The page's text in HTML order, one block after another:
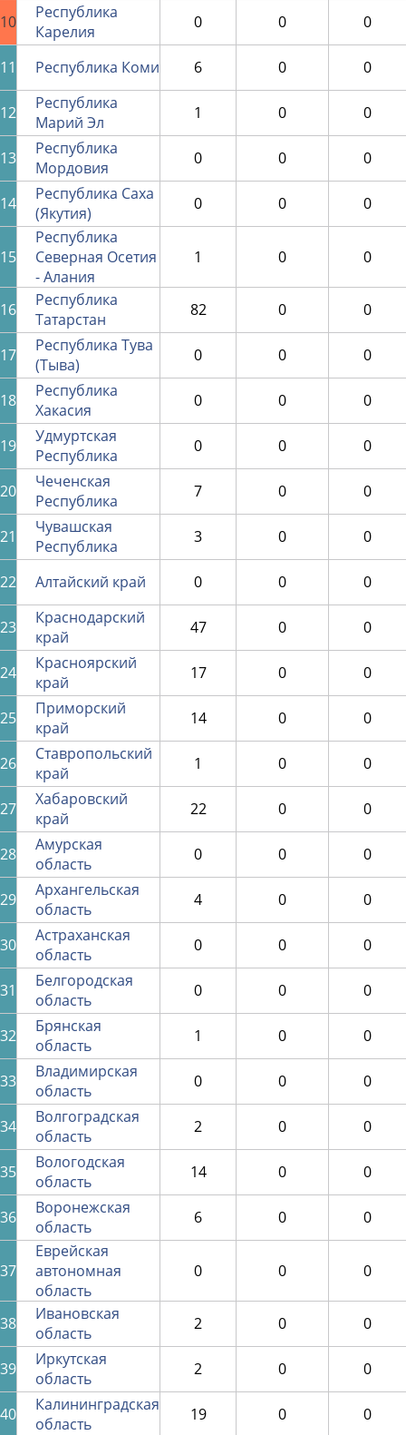
10
Республика
Карелия
0 0 0
11 Республика Коми 6 0 0
12
Республика
Марий Эл
1 0 0
13
Республика
Мордовия
0 0 0
14
Республика Саха
(Якутия)
0 0 0
15
Республика
Северная Осетия
- Алания
1 0 0
16
Республика
Татарстан
82 0 0
17
Республика Тува
(Тыва)
0 0 0
18
Республика
Хакасия
0 0 0
19
Удмуртская
Республика
0 0 0
20
Чеченская
Республика
7 0 0
21
Чувашская
Республика
3 0 0
22 Алтайский край 0 0 0
23
Краснодарский
край
47 0 0
24
Красноярский
край
17 0 0
25
Приморский
край
14 0 0
26
Ставропольский
край
1 0 0
27
Хабаровский
край
22 0 0
28
Амурская
область
0 0 0
29
Архангельская
область
4 0 0
30
Астраханская
область
0 0 0
31
Белгородская
область
0 0 0
32
Брянская
область
1 0 0
33
Владимирская
область
0 0 0
34
Волгоградская
область
2 0 0
35
Вологодская
область
14 0 0
36
Воронежская
область
6 0 0
37
Еврейская
автономная
область
0 0 0
38
Ивановская
область
2 0 0
39
Иркутская
область
2 0 0
40
Калининградская
область
19 0 0